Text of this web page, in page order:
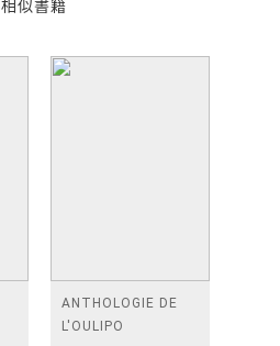
相似書籍
ANTHOLOGIE DE
L'OULIPO